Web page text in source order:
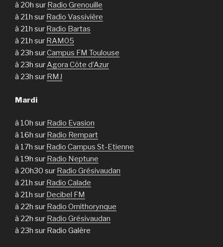
à 20h sur Radio Grenouille
à 21h sur Radio Vassivière
à 21h sur Radio Bartas
à 21h sur RAM05
à 23h surCampus FM Toulouse
à 23h surAgora Côte d’Azur
à 23h sur RMJ
Mardi
à 10h sur Radio Evasion
à 16h sur Radio Rempart
à 17h sur Radio Campus St-Etienne
à 19h sur Radio Neptune
à 20h30 sur Radio Grésivaudan
à 21h sur Radio Calade
à 21h sur Decibel FM
à 22h sur Radio Ornithorynque
à 22h sur Radio Grésivaudan
à 23h sur Radio Galère